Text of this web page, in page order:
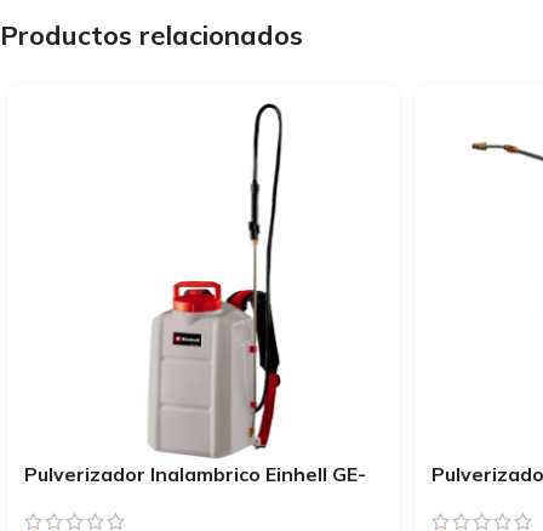
Productos relacionados
Pulverizador Inalambrico Einhell GE-